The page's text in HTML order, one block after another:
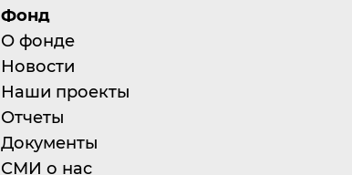
Фонд
О фонде
Новости
Наши проекты
Отчеты
Документы
СМИ о нас